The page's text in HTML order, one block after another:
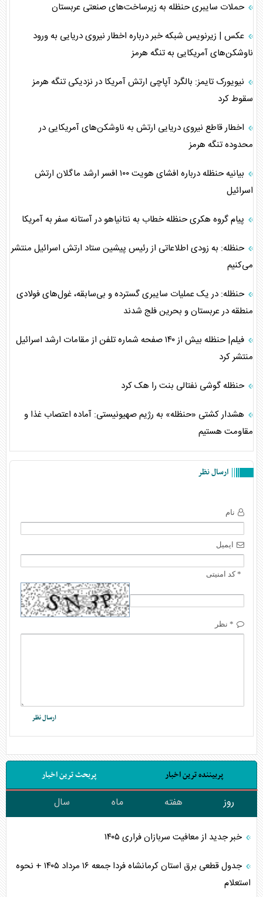
حملات سایبری حنظله به زیرساخت‌های صنعتی عربستان
عکس | زیرنویس شبکه خبر درباره اخطار نیروی دریایی به ورود
ناوشکن‌های آمریکایی به تنگه هرمز
نیویورک تایمز: بالگرد آپاچی ارتش آمریکا در نزدیکی تنگه هرمز
سقوط کرد
اخطار قاطع نیروی دریایی ارتش به ناوشکن‌های آمریکایی در
محدوده تنگه هرمز
بیانیه حنظله درباره افشای هویت ۱۰۰ افسر ارشد ماگلان ارتش
اسرائیل
پیام گروه هکری حنظله خطاب به نتانیاهو در آستانه سفر به آمریکا
حنظله: به زودی اطلاعاتی از رئیس پیشین ستاد ارتش اسرائیل منتشر
می‌کنیم
حنظله: در یک عملیات سایبری گسترده و بی‌سابقه، غول‌های فولادی
منطقه در عربستان و بحرین فلج شدند
فیلم| حنظله بیش از ۱۴۰ صفحه شماره تلفن از مقامات ارشد اسرائیل
منتشر کرد
حنظله گوشی نفتالی بنت را هک کرد
هشدار کشتی «حنظله» به رژیم صهیونیستی: آماده اعتصاب غذا و
مقاومت هستیم
ارسال نظر
نام
ایمیل
* کد امنیتی
* نظر
پربیننده ترین اخبار پربحث ترین اخبار
روز هفته ماه سال
خبر جدید از معافیت سربازان فراری ۱۴۰۵
جدول قطعی برق استان کرمانشاه فردا جمعه ۱۶ مرداد ۱۴۰۵ + نحوه
استعلام